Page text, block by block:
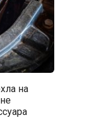
на